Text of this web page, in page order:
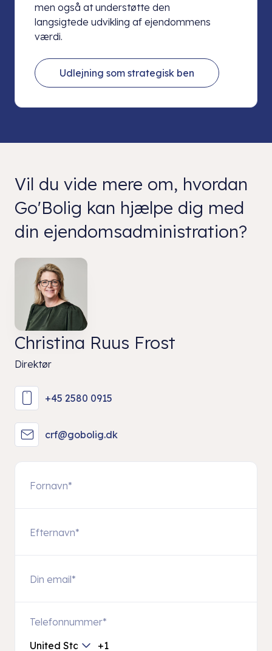
men også at understøtte den
langsigtede udvikling af ejendommens
værdi.
Udlejning som strategisk ben
Vil du vide mere om, hvordan
Go'Bolig kan hjælpe dig med
din ejendomsadministration?
Christina Ruus Frost
Direktør
+45 2580 0915
crf@gobolig.dk
Telefonnummer*